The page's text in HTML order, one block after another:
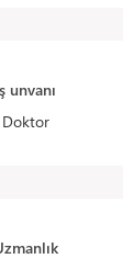
unvanı
Doktor